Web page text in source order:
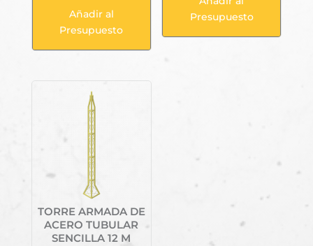
Añadir al
Presupuesto
Presupuesto
TORRE ARMADA DE
ACERO TUBULAR
SENCILLA 12 M